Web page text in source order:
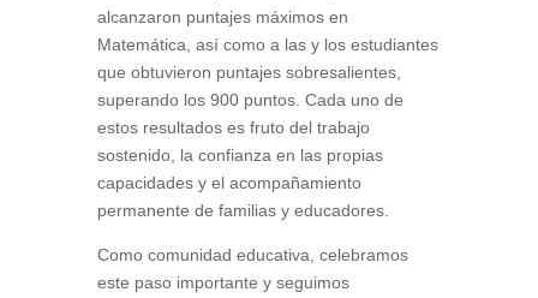
alcanzaron puntajes máximos en
Matemática, así como a las y los estudiantes
que obtuvieron puntajes sobresalientes,
superando los 900 puntos. Cada uno de
estos resultados es fruto del trabajo
sostenido, la confianza en las propias
capacidades y el acompañamiento
permanente de familias y educadores.
Como comunidad educativa, celebramos
este paso importante y seguimos